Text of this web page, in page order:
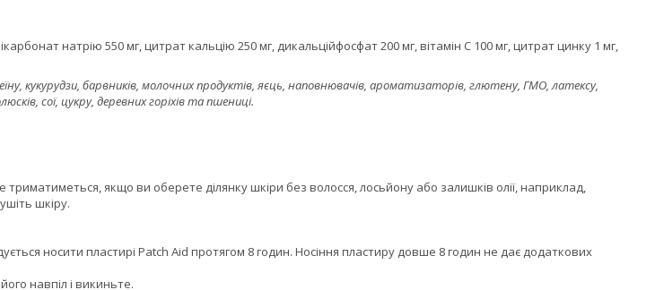
натрію 550 мг, цитрат кальцію 250 мг, дикальційфосфат 200 мг, вітамін С 100 мг, цитрат цинку 1 мг,
кукурудзи, барвників, молочних продуктів, яєць, наповнювачів, ароматизаторів, глютену, ГМО, латексу,
сої, цукру, деревних горіхів та пшениці.
триматиметься, якщо ви оберете ділянку шкіри без волосся, лосьйону або залишків олії, наприклад,
шкіру.
носити пластирі Patch Aid протягом 8 годин. Носіння пластиру довше 8 годин не дає додаткових
навпіл і викиньте.